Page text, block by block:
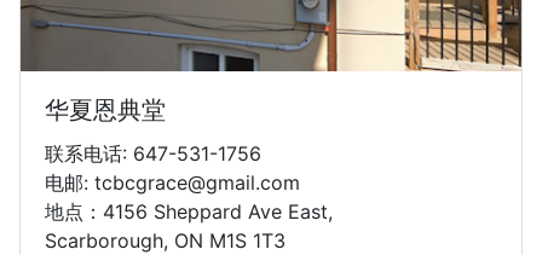
华夏恩典堂
联系电话: 647-531-1756
电邮: tcbcgrace@gmail.com
地点：4156 Sheppard Ave East,
Scarborough, ON M1S 1T3